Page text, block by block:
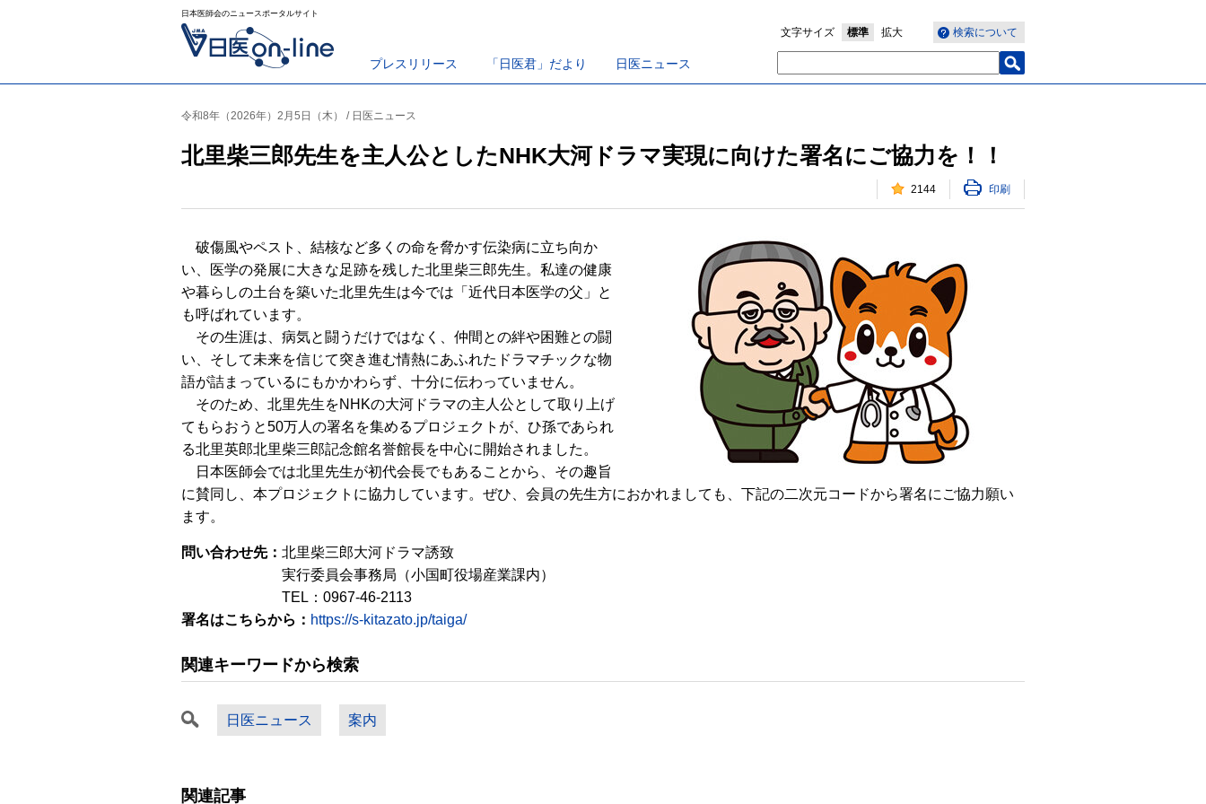
日本医師会のニュースポータルサイト
プレスリリース 「日医君」だより 日医ニュース
検索について
文字サイズ 標準 拡大
令和8年（2026年）2月5日（木） / 日医ニュース
北里柴三郎先生を主人公としたNHK大河ドラマ実現に向けた署名にご協力を！！
2144 印刷
破傷風やペスト、結核など多くの命を脅かす伝染病に立ち向か
い、医学の発展に大きな足跡を残した北里柴三郎先生。私達の健康
や暮らしの土台を築いた北里先生は今では「近代日本医学の父」と
も呼ばれています。
その生涯は、病気と闘うだけではなく、仲間との絆や困難との闘
い、そして未来を信じて突き進む情熱にあふれたドラマチックな物
語が詰まっているにもかかわらず、十分に伝わっていません。
そのため、北里先生をNHKの大河ドラマの主人公として取り上げ
てもらおうと50万人の署名を集めるプロジェクトが、ひ孫であられ
る北里英郎北里柴三郎記念館名誉館長を中心に開始されました。
日本医師会では北里先生が初代会長でもあることから、その趣旨
に賛同し、本プロジェクトに協力しています。ぜひ、会員の先生方におかれましても、下記の二次元コードから署名にご協力願い
ます。
問い合わせ先： 北里柴三郎大河ドラマ誘致
実行委員会事務局（小国町役場産業課内）
TEL：0967-46-2113
署名はこちらから： https://s-kitazato.jp/taiga/
関連キーワードから検索
日医ニュース 案内
関連記事